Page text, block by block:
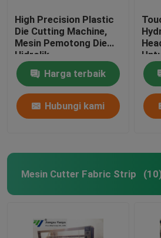
High Precision Plastic
Die Cutting Machine,
Mesin Pemotong Die
Hidrolik
Harga terbaik
Hubungi kami
Mesin Cutter Fabric Strip